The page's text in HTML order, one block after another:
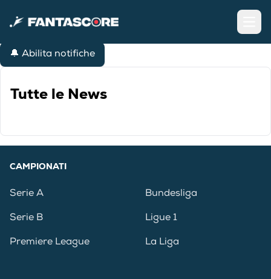
🔔 Abilita notifiche
Tutte le News
CAMPIONATI
Serie A
Serie B
Premiere League
Bundesliga
Ligue 1
La Liga